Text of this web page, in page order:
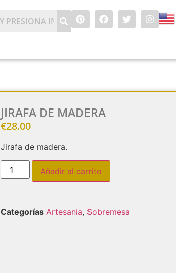
JIRAFA DE MADERA
€28.00
Jirafa de madera.
Añadir al carrito
Categorías Artesania, Sobremesa